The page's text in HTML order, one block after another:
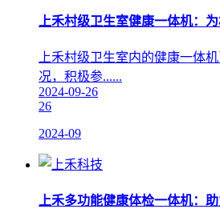
上禾村级卫生室健康一体机：
上禾村级卫生室内的健康一体
况，积极参......
2024-09-26
26
2024-09
上禾多功能健康体检一体机：